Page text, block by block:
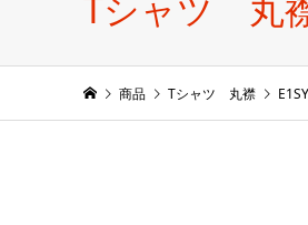
商品 Tシャツ 丸襟